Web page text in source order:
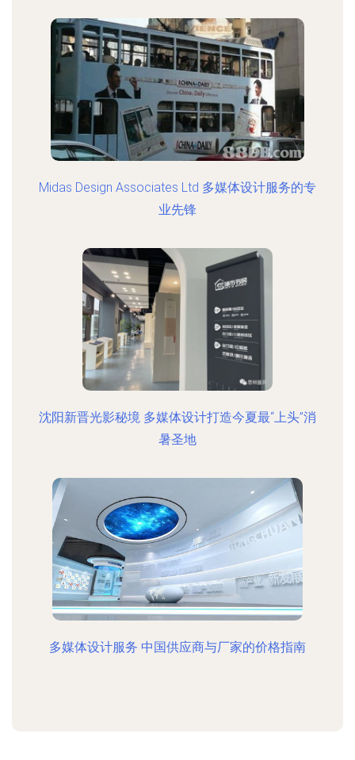
Midas Design Associates Ltd 多媒体设计服务的专
业先锋
沈阳新晋光影秘境 多媒体设计打造今夏最“上头”消
暑圣地
多媒体设计服务 中国供应商与厂家的价格指南